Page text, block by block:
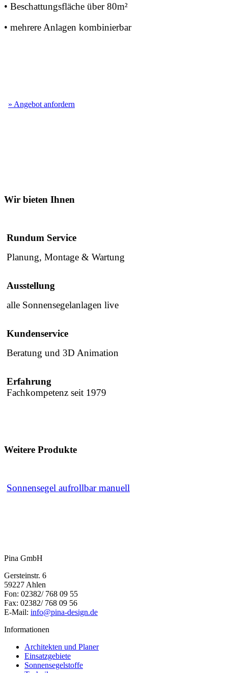
• Beschattungsfläche über 80m²
• mehrere Anlagen kombinierbar
» Angebot anfordern
Wir bieten Ihnen
Rundum Service
Planung, Montage & Wartung
Ausstellung
alle Sonnensegelanlagen live
Kundenservice
Beratung und 3D Animation
Erfahrung
Fachkompetenz seit 1979
Weitere Produkte
Sonnensegel aufrollbar manuell
Pina GmbH
Gersteinstr. 6
59227 Ahlen
Fon: 02382/ 768 09 55
Fax: 02382/ 768 09 56
E-Mail: info@pina-design.de
Informationen
Architekten und Planer
Einsatzgebiete
Sonnensegelstoffe